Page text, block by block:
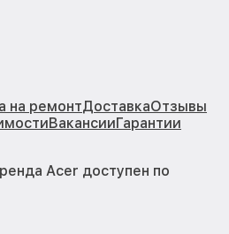
на ремонтДоставкаОтзывы
ВакансииГарантии
Acer доступен по